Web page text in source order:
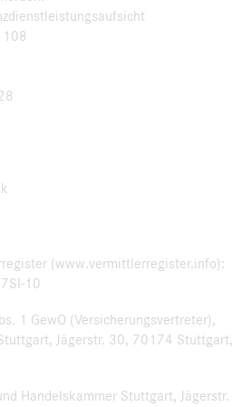
108
(www.vermittlerregister.info):
10
1 GewO (Versicherungsvertreter),
Jägerstr. 30, 70174 Stuttgart,
Handelskammer Stuttgart, Jägerstr.